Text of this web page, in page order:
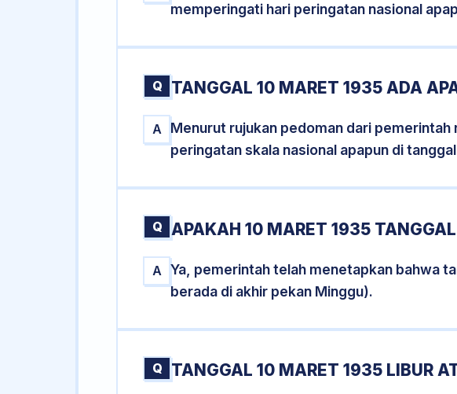
memperingati hari peringatan nasional
Q TANGGAL 10 MARET 1935 ADA
A
Menurut rujukan pedoman dari
peringatan skala nasional apapun di
Q APAKAH 10 MARET 1935
A Ya, pemerintah telah menetapkan bahwa
berada di akhir pekan Minggu).
Q TANGGAL 10 MARET 1935 LIBUR